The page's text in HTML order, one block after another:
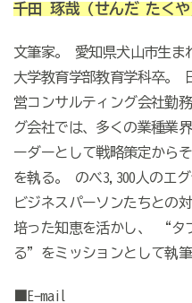
千田 琢哉(せんだ たく
文筆家。 愛知県犬山市生ま
大学教育学部教育学科卒。
営コンサルティング会社勤
グ会社では、多くの業種業
ーダーとして戦略策定から
を執る。 のべ3,300人のエ
ビジネスパーソンたちとの
培った知恵を活かし、 “タ
る”をミッションとして執筆
■E-mail